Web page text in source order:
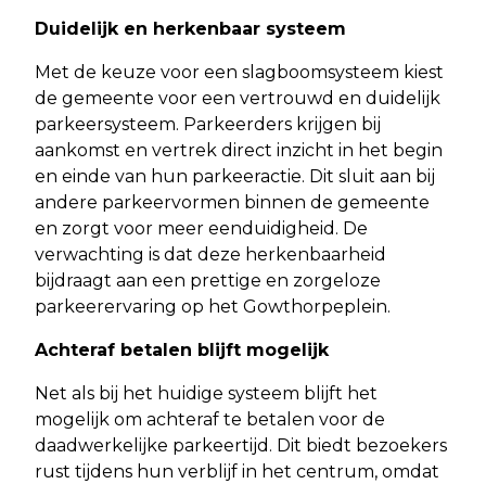
Duidelijk en herkenbaar systeem
Met de keuze voor een slagboomsysteem kiest
de gemeente voor een vertrouwd en duidelijk
parkeersysteem. Parkeerders krijgen bij
aankomst en vertrek direct inzicht in het begin
en einde van hun parkeeractie. Dit sluit aan bij
andere parkeervormen binnen de gemeente
en zorgt voor meer eenduidigheid. De
verwachting is dat deze herkenbaarheid
bijdraagt aan een prettige en zorgeloze
parkeerervaring op het Gowthorpeplein.
Achteraf betalen blijft mogelijk
Net als bij het huidige systeem blijft het
mogelijk om achteraf te betalen voor de
daadwerkelijke parkeertijd. Dit biedt bezoekers
rust tijdens hun verblijf in het centrum, omdat